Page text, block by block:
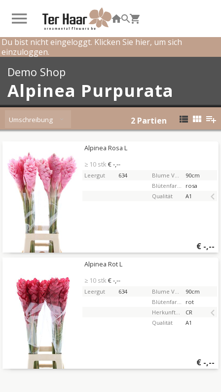
Du bist nicht eingeloggt. Klicken Sie hier, um sich
einzuloggen.
Demo Shop
Alpinea Purpurata
Umschreibung 2 Partien
Alpinea Rosa L
≥ 10 stk € -,--
Leergut 634 Blume Vorbaulänge
90cm
Blütenfarbe
rosa
Qualität
A1
€ -,--
Alpinea Rosa L
Sie müssen eingeloggt sein, um zu kaufen.
bitte anmelden
Alpinea Rot L
≥ 10 stk € -,--
Leergut 634 Blume Vorbaulänge
90cm
Blütenfarbe
rot
Herkunftsland
CR
Qualität
A1
€ -,--
Sie müssen eingeloggt sein, um zu kaufen.
bitte anmelden